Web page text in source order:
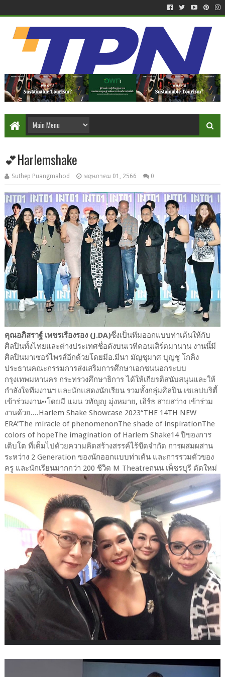
💕Harlemshake
Suthep Puangmahod พฤษภาคม 01, 2566 0
คุณอภิสราฐ์ เพชรเรืองรอง (J.DA)ซึ่งเป็นทีมออกแบบท่าเต้นให้กับ
ศิลปินทั้งไทยและต่างประเทศชื่อดังบนเวทีคอนเสิร์ตมานาน งานนี้มี
ศิลปินมาเซอร์ไพรส์อีกด้วยโดยมีอ.มีนา มัญชุมาศ บุญชู โกคิง
ประธานคณะกรรมการส่งเสริมการศึกษาเอกชนนอกระบบ
กรุงเทพมหานคร กระทรวงศึกษาธิการ ได้ให้เกียรติสนับสนุนและให้
กำลังใจทีมงานฯ และนักแสดงนักเรียน รวมทั้งกลุ่มศิลปิน เซเลปบริตี้
เข้าร่วมงาน••โดยมี แมน วทัญญู มุ่งหมาย, เอิร์ธ สายสว่าง เข้าร่วม
งานด้วย....Harlem Shake Showcase 2023“THE 14TH NEW
ERA”The miracle of phenomenonThe shade of inspirationThe
colors of hopeThe imagination of Harlem Shake14 ปีของการ
เติบโต ที่เต็มไปด้วยความคิดสร้างสรรค์ไร้ขีดจำกัด การผสมผสาน
ระหว่าง 2 Generation ของนักออกแบบท่าเต้น และการรวมตัวของ
ครู และนักเรียนมากกว่า 200 ชีวิต M Theatreถนน เพ็ชรบุรี ตัดใหม่